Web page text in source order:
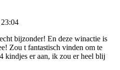
bijzonder! En deze winactie is
Zou t fantastisch vinden om te
kindjes er aan, ik zou er heel blij